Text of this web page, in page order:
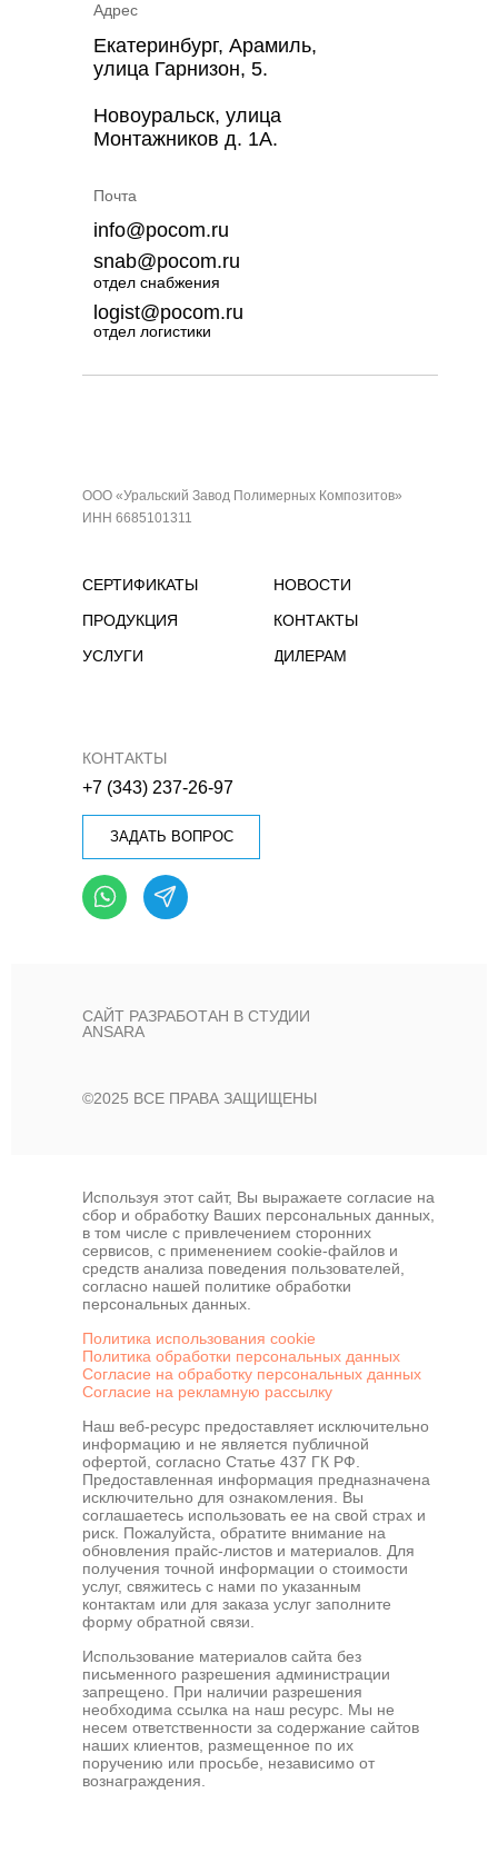
snab@pocom.ru
logist@pocom.ru
отдел снабжения
отдел логистики
info@pocom.ru
Почта
Екатеринбург, Арамиль,
улица Гарнизон, 5.
Новоуральск, улица
Монтажников д. 1А.
Адрес
©2025 ВСЕ ПРАВА ЗАЩИЩЕНЫ
САЙТ РАЗРАБОТАН В СТУДИИ
ANSARA
КОНТАКТЫ
ЗАДАТЬ ВОПРОС
+7 (343) 237-26-97
ООО «Уральский Завод Полимерных Композитов»
ИНН 6685101311
НОВОСТИ
КОНТАКТЫ
ДИЛЕРАМ
СЕРТИФИКАТЫ
ПРОДУКЦИЯ
УСЛУГИ
Используя этот сайт, Вы выражаете согласие на
сбор и обработку Ваших персональных данных,
в том числе с привлечением сторонних
сервисов, с применением cookie-файлов и
средств анализа поведения пользователей,
согласно нашей политике обработки
персональных данных.
Политика использования cookie
Политика обработки персональных данных
Согласие на обработку персональных данных
Согласие на рекламную рассылку
Наш веб-ресурс предоставляет исключительно
информацию и не является публичной
офертой, согласно Статье 437 ГК РФ.
Предоставленная информация предназначена
исключительно для ознакомления. Вы
соглашаетесь использовать ее на свой страх и
риск. Пожалуйста, обратите внимание на
обновления прайс-листов и материалов. Для
получения точной информации о стоимости
услуг, свяжитесь с нами по указанным
контактам или для заказа услуг заполните
форму обратной связи.
Использование материалов сайта без
письменного разрешения администрации
запрещено. При наличии разрешения
необходима ссылка на наш ресурс. Мы не
несем ответственности за содержание сайтов
наших клиентов, размещенное по их
поручению или просьбе, независимо от
вознаграждения.
Наш сайт использует файлы cookie для обеспечения
удобства пользователей сайта, его улучшения, сбора
статистики и предоставления персонализированных
рекомендаций.
Политикой обработки
файлов cookie